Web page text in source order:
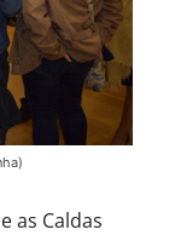
as Caldas